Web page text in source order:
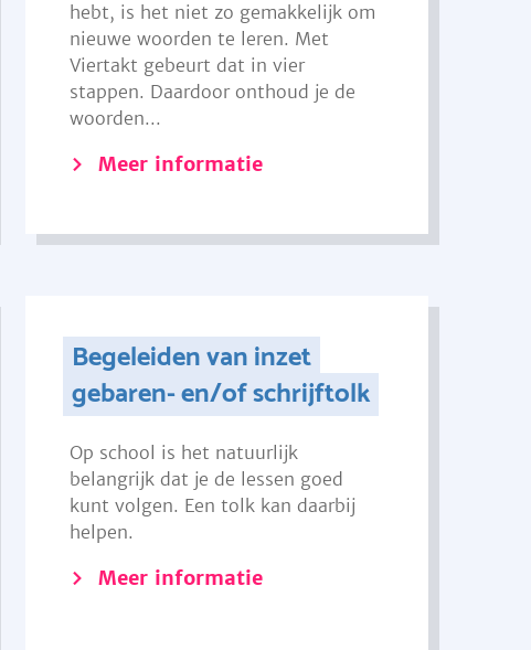
hebt, is het niet zo gemakkelijk om
nieuwe woorden te leren. Met
Viertakt gebeurt dat in vier
stappen. Daardoor onthoud je de
woorden...
Meer informatie
Begeleiden van inzet
gebaren- en/of schrijftolk
Op school is het natuurlijk
belangrijk dat je de lessen goed
kunt volgen. Een tolk kan daarbij
helpen.
Meer informatie